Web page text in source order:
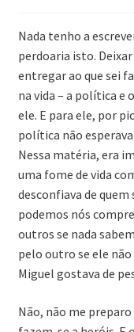
Nada tenho a
perdoaria isto.
entregar ao que sei
na vida – a política e
ele. E para ele, por
política não
Nessa matéria, era
uma fome de vida
desconfiava de quem
podemos nós
outros se nada
pelo outro se ele
Miguel gostava de
Não, não me